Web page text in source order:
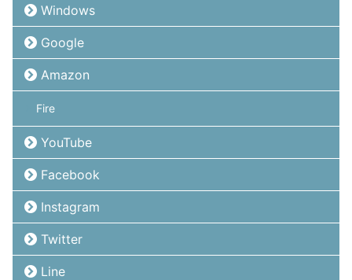
Windows
Google
Amazon
Fire
YouTube
Facebook
Instagram
Twitter
Line